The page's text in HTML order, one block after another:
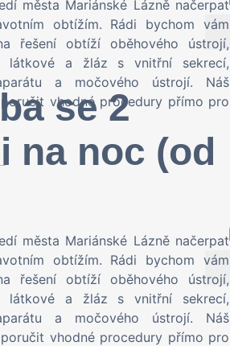
města Mariánské Lázně načerpat
obtížím. Rádi bychom vám
řešení obtíží oběhového ústrojí,
látkové a žláz s vnitřní sekrecí,
a močového ústrojí. Náš
vhodné procedury přímo pro
se 2
na noc (od
města Mariánské Lázně načerpat
obtížím. Rádi bychom vám
řešení obtíží oběhového ústrojí,
látkové a žláz s vnitřní sekrecí,
a močového ústrojí. Náš
vhodné procedury přímo pro